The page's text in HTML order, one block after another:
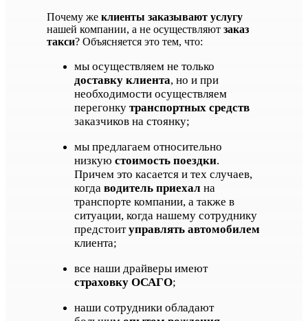
Почему же клиенты заказывают услугу
нашей компании, а не осуществляют заказ
такси? Объясняется это тем, что:
мы осуществляем не только
доставку клиента, но и при
необходимости осуществляем
перегонку транспортных средств
заказчиков на стоянку;
мы предлагаем относительно
низкую стоимость поездки.
Причем это касается и тех случаев,
когда водитель приехал на
транспорте компании, а также в
ситуации, когда нашему сотруднику
предстоитуправлять автомобилем
клиента;
все наши драйверы имеют
страховку ОСАГО;
наши сотрудники обладают